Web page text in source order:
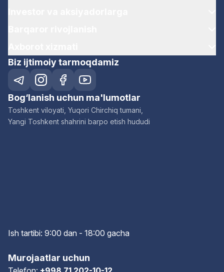
Biz ijtimoiy tarmoqdamiz
Bog‘lanish uchun ma'lumotlar
Toshkent viloyati, Yuqori Chirchiq tumani,
Yangi Toshkent shahrini barpo etish hududi
Ish tartibi: 9:00 dan - 18:00 gacha
Murojaatlar uchun